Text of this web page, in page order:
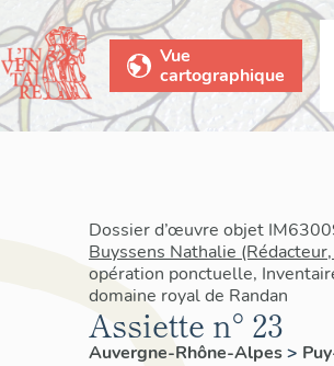
Vue
cartographique
Dossier d’œuvre objet
Buyssens Nathalie
opération ponctuelle,
domaine royal de Randan
Assiette n° 23
Auvergne-Rhône-Alpes>